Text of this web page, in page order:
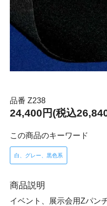
品番 Z238
24,400円(税込
この商品のキーワード
白、グレー、黒色系
商品説明
イベント、展示会用Zパン